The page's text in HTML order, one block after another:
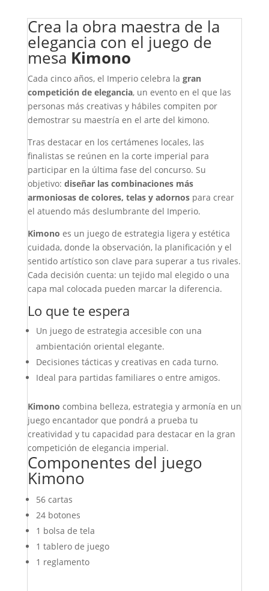
Crea la obra maestra de la
elegancia con el juego de
mesa Kimono
Cada cinco años, el Imperio celebra la gran
competición de elegancia, un evento en el que las
personas más creativas y hábiles compiten por
demostrar su maestría en el arte del kimono.
Tras destacar en los certámenes locales, las
finalistas se reúnen en la corte imperial para
participar en la última fase del concurso. Su
objetivo: diseñar las combinaciones más
armoniosas de colores, telas y adornospara crear
el atuendo más deslumbrante del Imperio.
Kimono es un juego de estrategia ligera y estética
cuidada, donde la observación, la planificación y el
sentido artístico son clave para superar a tus rivales.
Cada decisión cuenta: un tejido mal elegido o una
capa mal colocada pueden marcar la diferencia.
Lo que te espera
Un juego de estrategia accesible con una
ambientación oriental elegante.
Decisiones tácticas y creativas en cada turno.
Ideal para partidas familiares o entre amigos.
Kimono combina belleza, estrategia y armonía en un
juego encantador que pondrá a prueba tu
creatividad y tu capacidad para destacar en la gran
competición de elegancia imperial.
Componentes del juego
Kimono
56 cartas
24 botones
1 bolsa de tela
1 tablero de juego
1 reglamento